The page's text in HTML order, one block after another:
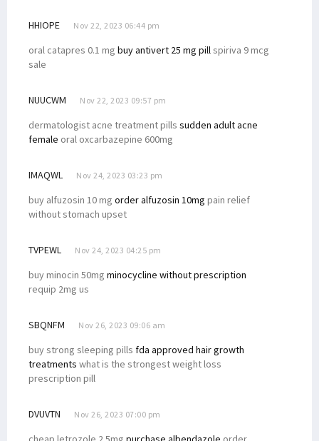
HHIOPE Nov 22, 2023 06:44 pm
oral catapres 0.1 mg buy antivert 25 mg pillspiriva 9 mcg
sale
NUUCWM Nov 22, 2023 09:57 pm
dermatologist acne treatment pills sudden adult acne
female oral oxcarbazepine 600mg
IMAQWL Nov 24, 2023 03:23 pm
buy alfuzosin 10 mg order alfuzosin 10mg pain relief
without stomach upset
TVPEWL Nov 24, 2023 04:25 pm
buy minocin 50mg minocycline without prescription
requip 2mg us
SBQNFM Nov 26, 2023 09:06 am
buy strong sleeping pills fda approved hair growth
treatments what is the strongest weight loss
prescription pill
DVUVTN Nov 26, 2023 07:00 pm